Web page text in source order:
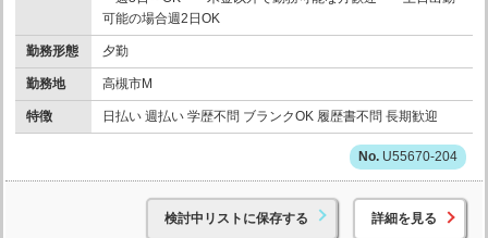
可能の場合週2日OK
勤務形態 夕勤
勤務地 高槻市M
特徴 日払い 週払い 学歴不問 ブランクOK 履歴書不問 長期歓迎
U55670-204
検討中リストに保存する 詳細を見る